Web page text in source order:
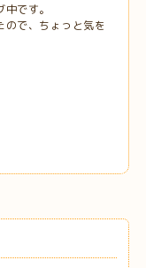
です。
ので、ちょっと気を